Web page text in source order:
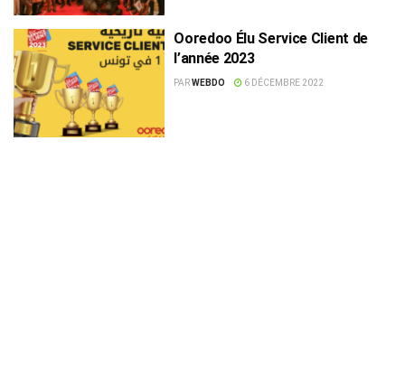
Ooredoo Élu Service Client de
l’année 2023
PARWEBDO 6 DÉCEMBRE 2022